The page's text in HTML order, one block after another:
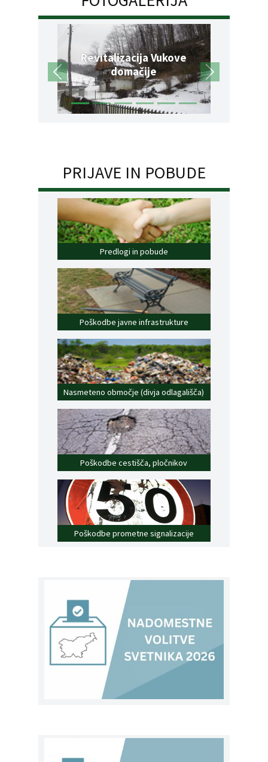
Revitalizacija Vukove
domačije
PRIJAVE IN POBUDE
Predlogi in pobude
Poškodbe javne infrastrukture
Nasmeteno območje (divja odlagališča)
Poškodbe cestišča, pločnikov
Poškodbe prometne signalizacije